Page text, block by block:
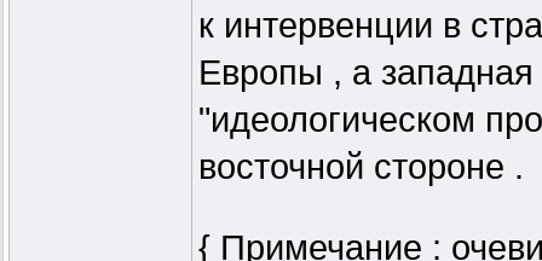
к интервенции в
Европы , а западная
"идеологическом
восточной стороне .
{ Примечание :